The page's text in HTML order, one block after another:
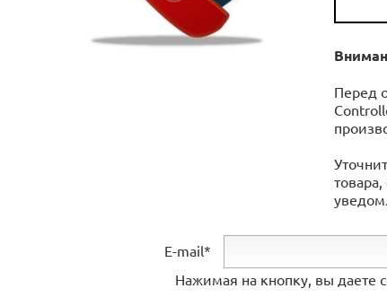
Перед
E-mail*
Нажимая на кнопку, вы даете